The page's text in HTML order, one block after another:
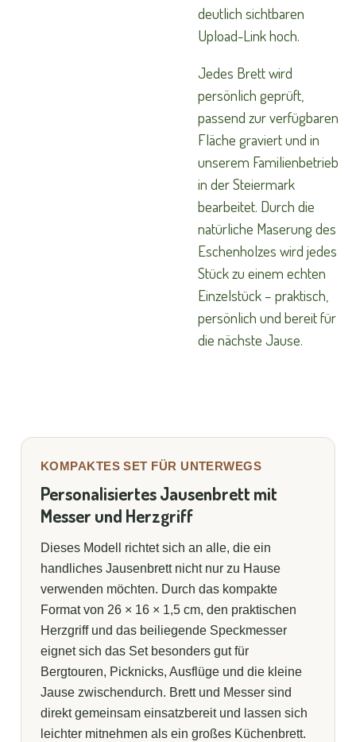
deutlich sichtbaren
Upload-Link hoch.
Jedes Brett wird
persönlich geprüft,
passend zur verfügbaren
Fläche graviert und in
unserem Familienbetrieb
in der Steiermark
bearbeitet. Durch die
natürliche Maserung des
Eschenholzes wird jedes
Stück zu einem echten
Einzelstück – praktisch,
persönlich und bereit für
die nächste Jause.
KOMPAKTES SET FÜR UNTERWEGS
Personalisiertes Jausenbrett mit
Messer und Herzgriff
Dieses Modell richtet sich an alle, die ein
handliches Jausenbrett nicht nur zu Hause
verwenden möchten. Durch das kompakte
Format von 26 × 16 × 1,5 cm, den praktischen
Herzgriff und das beiliegende Speckmesser
eignet sich das Set besonders gut für
Bergtouren, Picknicks, Ausflüge und die kleine
Jause zwischendurch. Brett und Messer sind
direkt gemeinsam einsatzbereit und lassen sich
leichter mitnehmen als ein großes Küchenbrett.